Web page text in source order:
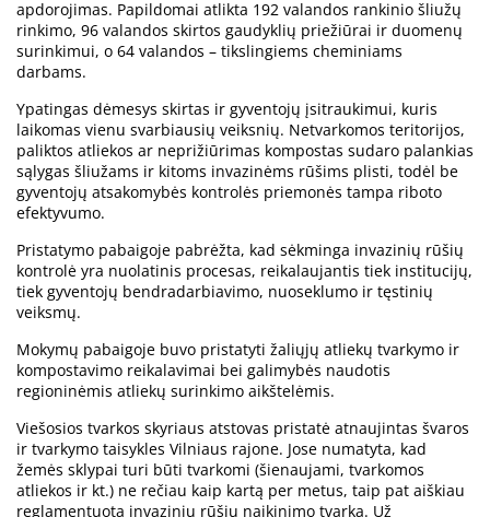
apdorojimas. Papildomai atlikta 192 valandos rankinio šliužų
rinkimo, 96 valandos skirtos gaudyklių priežiūrai ir duomenų
surinkimui, o 64 valandos – tikslingiems cheminiams
darbams.
Ypatingas dėmesys skirtas ir gyventojų įsitraukimui, kuris
laikomas vienu svarbiausių veiksnių. Netvarkomos teritorijos,
paliktos atliekos ar neprižiūrimas kompostas sudaro palankias
sąlygas šliužams ir kitoms invazinėms rūšims plisti, todėl be
gyventojų atsakomybės kontrolės priemonės tampa riboto
efektyvumo.
Pristatymo pabaigoje pabrėžta, kad sėkminga invazinių rūšių
kontrolė yra nuolatinis procesas, reikalaujantis tiek institucijų,
tiek gyventojų bendradarbiavimo, nuoseklumo ir tęstinių
veiksmų.
Mokymų pabaigoje buvo pristatyti žaliųjų atliekų tvarkymo ir
kompostavimo reikalavimai bei galimybės naudotis
regioninėmis atliekų surinkimo aikštelėmis.
Viešosios tvarkos skyriaus atstovas pristatė atnaujintas švaros
ir tvarkymo taisykles Vilniaus rajone. Jose numatyta, kad
žemės sklypai turi būti tvarkomi (šienaujami, tvarkomos
atliekos ir kt.) ne rečiau kaip kartą per metus, taip pat aiškiau
reglamentuota invazinių rūšių naikinimo tvarka. Už